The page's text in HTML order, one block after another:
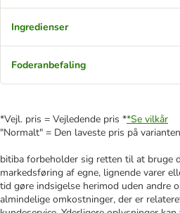
Ingredienser
Foderanbefaling
*Vejl. pris = Vejledende pris **Se vilkår
"Normalt" = Den laveste pris på
bitiba forbeholder sig retten til at bruge
markedsføring af egne, lignende varer
tid gøre indsigelse herimod uden andre
almindelige omkostninger, der er